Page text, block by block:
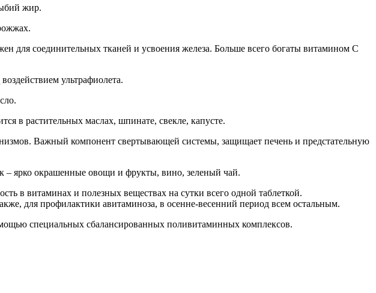
жир.
для соединительных тканей и усвоения железа. Больше всего богаты витамином C
ультрафиолета.
в растительных маслах, шпинате, свекле, капусте.
Важный компонент свертывающей системы, защищает печень и предстательную
– ярко окрашенные овощи и фрукты, вино, зеленый чай.
в витаминах и полезных веществах на сутки всего одной таблеткой.
для профилактики авитаминоза, в осенне-весенний период всем остальным.
специальных сбалансированных поливитаминных комплексов.